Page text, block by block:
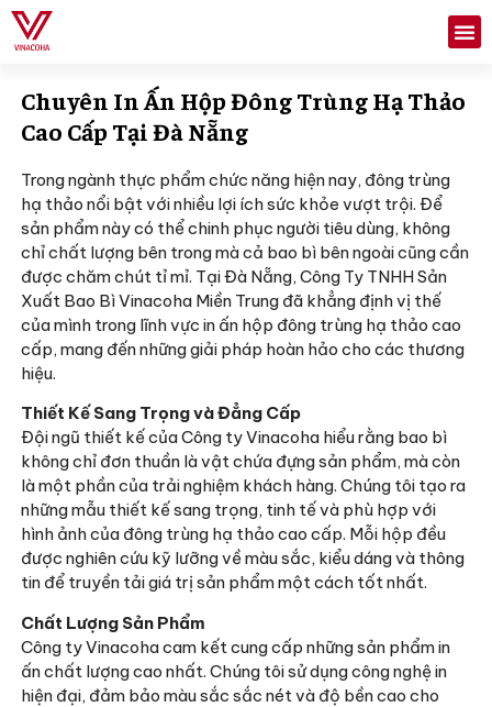
Chuyên In Ấn Hộp Đông Trùng Hạ Thảo
Cao Cấp Tại Đà Nẵng
Trong ngành thực phẩm chức năng hiện nay, đông trùng
hạ thảo nổi bật với nhiều lợi ích sức khỏe vượt trội. Để
sản phẩm này có thể chinh phục người tiêu dùng, không
chỉ chất lượng bên trong mà cả bao bì bên ngoài cũng cần
được chăm chút tỉ mỉ. Tại Đà Nẵng, Công Ty TNHH Sản
Xuất Bao Bì Vinacoha Miền Trung đã khẳng định vị thế
của mình trong lĩnh vực in ấn hộp đông trùng hạ thảo cao
cấp, mang đến những giải pháp hoàn hảo cho các thương
hiệu.
Thiết Kế Sang Trọng và Đẳng Cấp
Đội ngũ thiết kế của Công ty Vinacoha hiểu rằng bao bì
không chỉ đơn thuần là vật chứa đựng sản phẩm, mà còn
là một phần của trải nghiệm khách hàng. Chúng tôi tạo ra
những mẫu thiết kế sang trọng, tinh tế và phù hợp với
hình ảnh của đông trùng hạ thảo cao cấp. Mỗi hộp đều
được nghiên cứu kỹ lưỡng về màu sắc, kiểu dáng và thông
tin để truyền tải giá trị sản phẩm một cách tốt nhất.
Chất Lượng Sản Phẩm
Công ty Vinacoha cam kết cung cấp những sản phẩm in
ấn chất lượng cao nhất. Chúng tôi sử dụng công nghệ in
hiện đại, đảm bảo màu sắc sắc nét và độ bền cao cho